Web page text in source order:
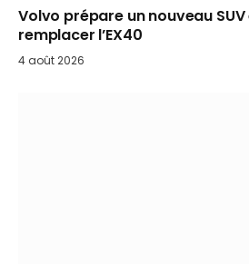
Volvo prépare un nouveau
remplacer l’EX40
4 août 2026